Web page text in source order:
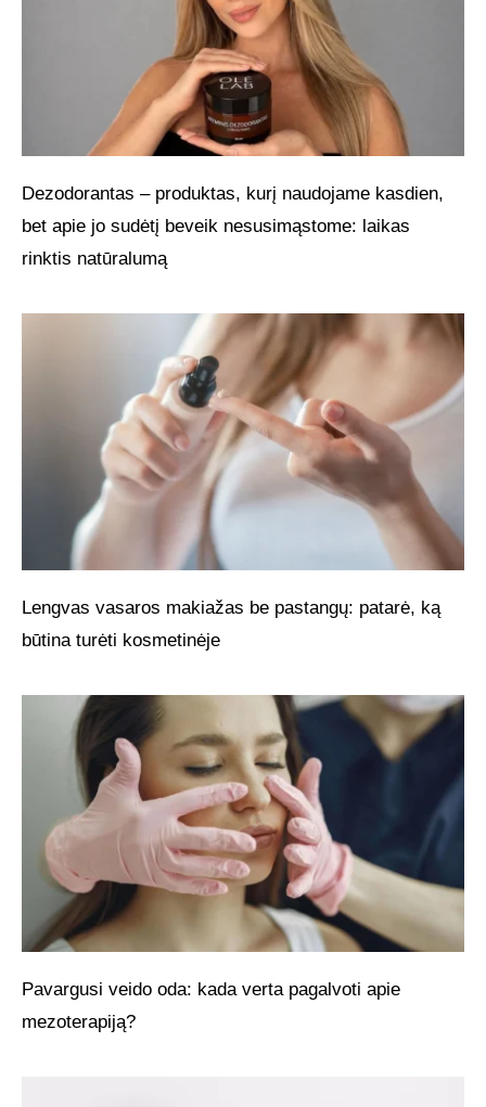
Dezodorantas – produktas, kurį naudojame kasdien,
bet apie jo sudėtį beveik nesusimąstome: laikas
rinktis natūralumą
Lengvas vasaros makiažas be pastangų: patarė, ką
būtina turėti kosmetinėje
Pavargusi veido oda: kada verta pagalvoti apie
mezoterapiją?